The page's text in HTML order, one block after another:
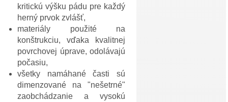
kritickú výšku pádu pre každý
herný prvok zvlášť,
materiály použité na
konštrukciu, vďaka kvalitnej
povrchovej úprave, odolávajú
počasiu,
všetky namáhané časti sú
dimenzované na "nešetrné"
zaobchádzanie a vysokú